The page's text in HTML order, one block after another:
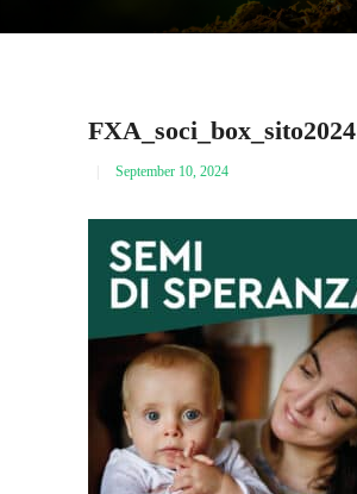
FXA_soci_box_sito2024
September 10, 2024